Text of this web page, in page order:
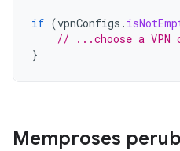
if (vpnConfigs .
// ...choose a
}
Memproses